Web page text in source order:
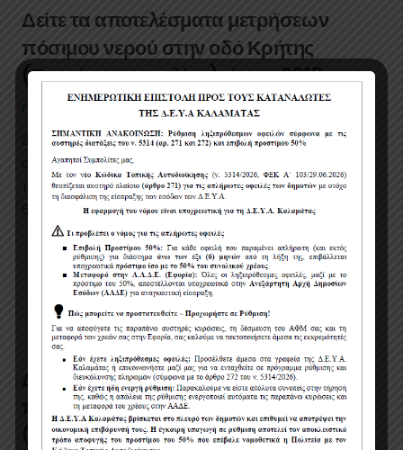
Δείτε τα αποτελέσματα μετρήσεων
πόσιμου νερού στην οδό Κρήτης
(Γυμνάσιο παραλίας), έτους 2018
ΠΌΣΙΜΑ ΓΥΜΝΆΣΙΟ ΠΑΡΑΛΊΑΣ 6 έτη πριν
Δείτε την μέτρηση στις : 2/2018 Δείτε την μέτρηση
στις : 3/2018 Δείτε την μέτρηση στις : 4/2018 Δείτε
την μέτρηση στις : 5/2018 Δείτε την μέτρηση στις :
Δείτε τα αποτελέσματα μετρήσεων
πόσιμου νερού στην οδό Κρήτης
(Γυμνάσιο παραλίας), έτους 2017